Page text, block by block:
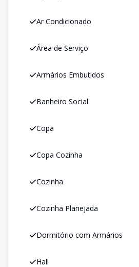
Ar Condicionado
Área de Serviço
Armários Embutidos
Banheiro Social
Copa
Copa Cozinha
Cozinha
Cozinha Planejada
Dormitório com Armários
Hall